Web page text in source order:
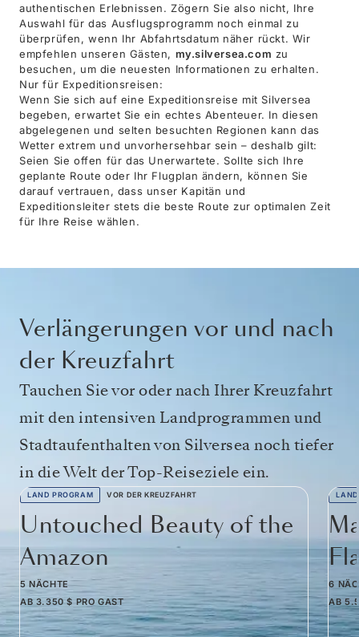
authentischen Erlebnissen. Zögern Sie also nicht, Ihre
Auswahl für das Ausflugsprogramm noch einmal zu
überprüfen, wenn Ihr Abfahrtsdatum näher rückt. Wir
empfehlen unseren Gästen, my.silversea.com zu
besuchen, um die neuesten Informationen zu erhalten.
Nur für Expeditionsreisen:
Wenn Sie sich auf eine Expeditionsreise mit Silversea
begeben, erwartet Sie ein echtes Abenteuer. In diesen
abgelegenen und selten besuchten Regionen kann das
Wetter extrem und unvorhersehbar sein – deshalb gilt:
Seien Sie offen für das Unerwartete. Sollte sich Ihre
geplante Route oder Ihr Flugplan ändern, können Sie
darauf vertrauen, dass unser Kapitän und
Expeditionsleiter stets die beste Route zur optimalen Zeit
für Ihre Reise wählen.
Verlängerungen vor und nach
der Kreuzfahrt
Tauchen Sie vor oder nach Ihrer Kreuzfahrt
mit den intensiven Landprogrammen und
Stadtaufenthalten von Silversea noch tiefer
in die Welt der Top-Reiseziele ein.
LAND PROGRAM VOR DER KREUZFAHRT
Untouched Beauty of the
Amazon
5 NÄCHTE
AB 3.350 $ PRO GAST
6
AB